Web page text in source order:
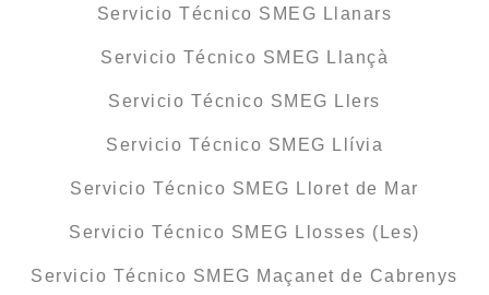
Servicio Técnico SMEG Llanars
Servicio Técnico SMEG Llançà
Servicio Técnico SMEG Llers
Servicio Técnico SMEG Llívia
Servicio Técnico SMEG Lloret de Mar
Servicio Técnico SMEG Llosses (Les)
Servicio Técnico SMEG Maçanet de Cabrenys